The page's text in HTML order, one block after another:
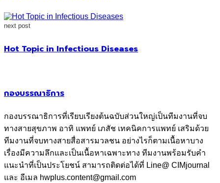
next post
Hot Topic in Infectious Diseases
กองบรรณาธิการ
กองบรรณาธิการที่เรียบเรียงต้นฉบับส่วนใหญ่เป็นทีมงานที่จบ
ทางสายสุขภาพ อาทิ แพทย์ เภสัช เทคนิคการแพทย์ เสริมด้วย
ทีมงานที่จบทางสายสื่อสารมวลชน อย่างไรก็ตามเนื้อหาบาง
เรื่องมีความลึกและเป็นเนื้อหาเฉพาะทาง ทีมงานพร้อมรับคำ
แนะนำที่เป็นประโยชน์ สามารถติดต่อได้ที่ Line@ CIMjournal
และ อีเมล hwplus.content@gmail.com